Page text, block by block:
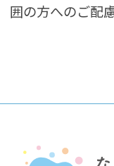
囲の方へのご配